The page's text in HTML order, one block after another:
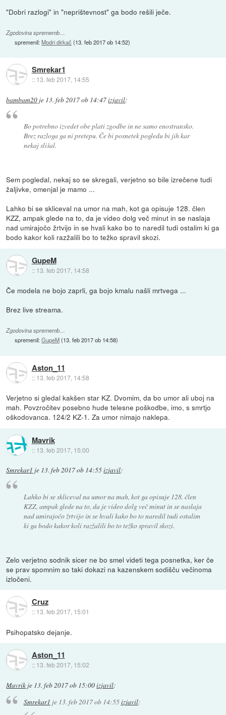
"Dobri razlogi" in "neprištevnost" ga bodo rešili ječe.
Zgodovina sprememb…
spremenil:Modri dirkač (13. feb 2017 ob 14:52)
Smrekar1
:: 13. feb 2017, 14:55
bambam20 je 13. feb 2017 ob 14:47izjavil:
Bo potrebno izvedet obe plati zgodbe in ne samo enostransko.
Brez razloga ga ni pretepu. Če bi posnetek pogledu bi jih kar
nekaj slišal.
Sem pogledal, nekaj so se skregali, verjetno so bile izrečene tudi
žaljivke, omenjal je mamo ...
Lahko bi se skliceval na umor na mah, kot ga opisuje 128. člen
KZZ, ampak glede na to, da je video dolg več minut in se naslaja
nad umirajočo žrtvijo in se hvali kako bo to naredil tudi ostalim ki ga
bodo kakor koli razžalili bo to težko spravil skozi.
GupeM
:: 13. feb 2017, 14:58
Če modela ne bojo zaprli, ga bojo kmalu našli mrtvega ...
Brez live streama.
Zgodovina sprememb…
spremenil:GupeM(13. feb 2017 ob 14:58)
Aston_11
:: 13. feb 2017, 14:58
Verjetno si gledal kakšen star KZ. Dvomim, da bo umor ali uboj na
mah. Povzročitev posebno hude telesne poškodbe, imo, s smrtjo
oškodovanca. 124/2 KZ-1. Za umor nimajo naklepa.
Mavrik
:: 13. feb 2017, 15:00
Smrekar1 je 13. feb 2017 ob 14:55izjavil:
Lahko bi se skliceval na umor na mah, kot ga opisuje 128. člen
KZZ, ampak glede na to, da je video dolg več minut in se naslaja
nad umirajočo žrtvijo in se hvali kako bo to naredil tudi ostalim
ki ga bodo kakor koli razžalili bo to težko spravil skozi.
Zelo verjetno sodnik sicer ne bo smel videti tega posnetka, ker če
se prav spomnim so taki dokazi na kazenskem sodišču večinoma
izločeni.
Cruz
:: 13. feb 2017, 15:01
Psihopatsko dejanje.
Aston_11
:: 13. feb 2017, 15:02
Mavrik je 13. feb 2017 ob 15:00izjavil:
Smrekar1 je 13. feb 2017 ob 14:55izjavil: